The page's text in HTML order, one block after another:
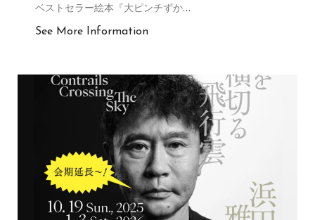
ベストセラー絵本『大ピンチずか…
See More Information